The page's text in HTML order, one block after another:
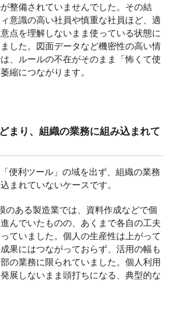
整備されていませんでした。その結
意識の高い社員や慎重な社員ほど、適
点を理解しないまま使っている状態に
した。図面データなど機密性の高い情
、ルールの不在がそのまま「怖くて使
縮につながります。
まり、組織の業務に組み込まれて
便利ツール」の域を出ず、組織の業務
まれていないケースです。
のある製造業では、資料作成などで個
んでいたものの、あくまで各自の工夫
ていました。個人の生産性は上がって
果にはつながっておらず、活用の幅も
の業務に限られていました。個人利用
展しないまま頭打ちになる、典型的な